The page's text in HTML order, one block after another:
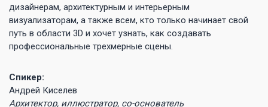
дизайнерам, архитектурным и интерьерным
визуализаторам, а также всем, кто только начинает свой
путь в области 3D и хочет узнать, как создавать
профессиональные трехмерные сцены.
Спикер:
Андрей Киселев
Архитектор, иллюстратор, со-основатель